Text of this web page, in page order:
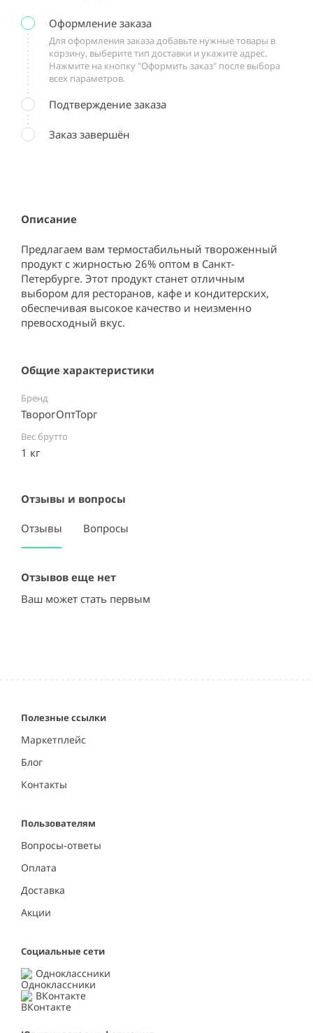
Описание
Предлагаем вам термостабильный твороженный
продукт с жирностью 26% оптом в Санкт-
Петербурге. Этот продукт станет отличным
выбором для ресторанов, кафе и кондитерских,
обеспечивая высокое качество и неизменно
превосходный вкус.
Общие характеристики
Бренд
ТворогОптТорг
Вес брутто
1 кг
Отзывы и вопросы
Отзывы Вопросы
Отзывов еще нет
Ваш может стать первым
Оформление заказа
Для оформления заказа добавьте нужные товары в
корзину, выберите тип доставки и укажите адрес.
Нажмите на кнопку "Оформить заказ" после выбора
всех параметров.
Подтверждение заказа
Заказ завершён
Полезные ссылки
Маркетплейс
Блог
Контакты
Пользователям
Вопросы-ответы
Оплата
Доставка
Акции
Социальные сети
Одноклассники
ВКонтакте